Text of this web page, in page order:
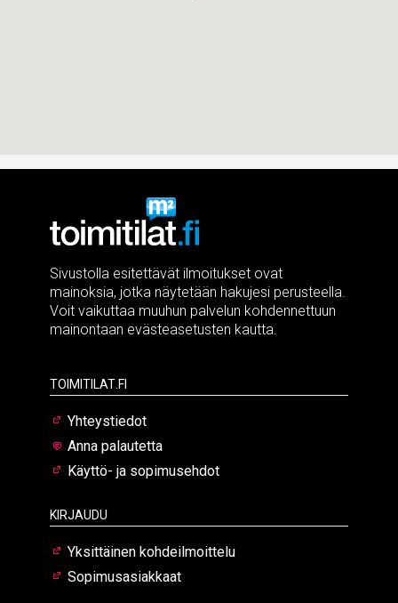
Sivustolla esitettävät ilmoitukset ovat
mainoksia, jotka näytetään hakujesi perusteella.
Voit vaikuttaa muuhun palvelun kohdennettuun
mainontaan evästeasetusten kautta.
Toimitilat.fi
Yhteystiedot
Anna palautetta
Käyttö- ja sopimusehdot
Kirjaudu
Yksittäinen kohdeilmoittelu
Sopimusasiakkaat